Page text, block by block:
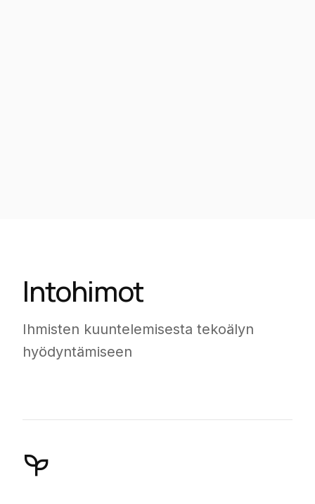
Intohimot
Ihmisten kuuntelemisesta tekoälyn
hyödyntämiseen